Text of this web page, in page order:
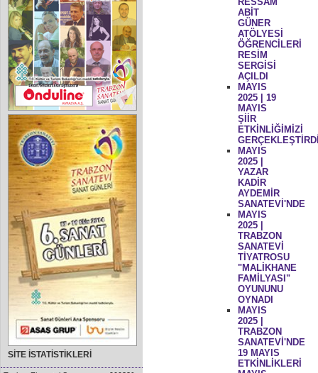
SİTE İSTATİSTİKLERİ
ABİT
GÜNER
ATÖLYESİ
ÖĞRENCİLERİ
RESİM
SERGİSİ
AÇILDI
MAYIS
2025 | 19
MAYIS
ŞİİR
ETKİNLİĞİMİZİ
MAYIS
2025 |
YAZAR
KADİR
AYDEMİR
SANATEVİ'NDE
MAYIS
2025 |
TRABZON
SANATEVİ
TİYATROSU
"MALİKHANE
FAMİLYASI"
OYUNUNU
OYNADI
MAYIS
2025 |
TRABZON
SANATEVİ'NDE
19 MAYIS
ETKİNLİKLERİ